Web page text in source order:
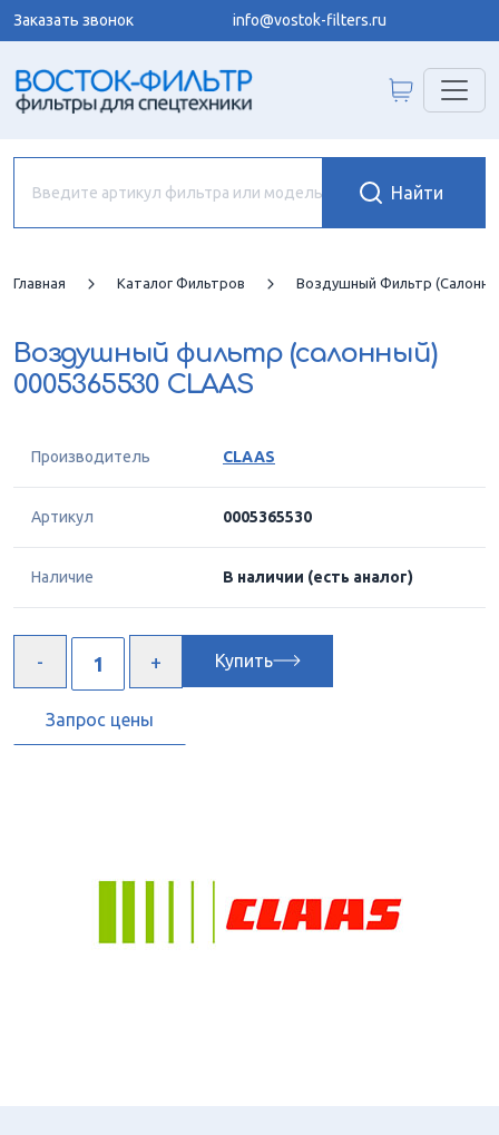
Заказать звонок info@vostok-filters.ru
Главная Каталог Фильтров Воздушный Фильтр
Воздушный фильтр (салонный)
0005365530 CLAAS
Производитель CLAAS
Артикул 0005365530
Наличие В наличии (есть аналог)
Купить
Запрос цены